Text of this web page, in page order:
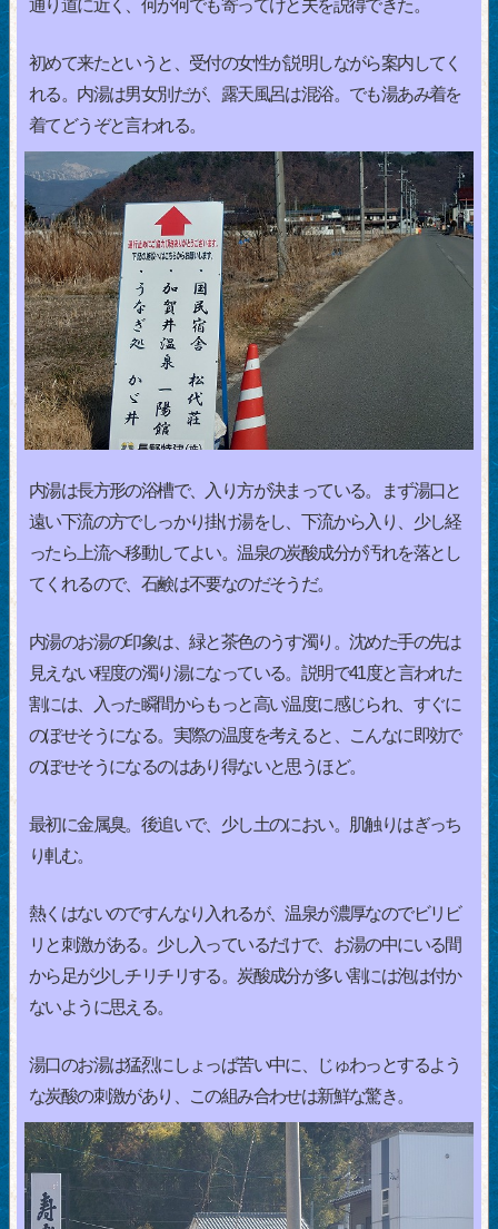
通り道に近く、何が何でも寄ってけと夫を説得できた。
初めて来たというと、受付の女性が説明しながら案内してく
れる。内湯は男女別だが、露天風呂は混浴。でも湯あみ着を
着てどうぞと言われる。
内湯は長方形の浴槽で、入り方が決まっている。まず湯口と
遠い下流の方でしっかり掛け湯をし、下流から入り、少し経
ったら上流へ移動してよい。温泉の炭酸成分が汚れを落とし
てくれるので、石鹸は不要なのだそうだ。
内湯のお湯の印象は、緑と茶色のうす濁り。沈めた手の先は
見えない程度の濁り湯になっている。説明で41度と言われた
割には、入った瞬間からもっと高い温度に感じられ、すぐに
のぼせそうになる。実際の温度を考えると、こんなに即効で
のぼせそうになるのはあり得ないと思うほど。
最初に金属臭。後追いで、少し土のにおい。肌触りはぎっち
り軋む。
熱くはないのですんなり入れるが、温泉が濃厚なのでビリビ
リと刺激がある。少し入っているだけで、お湯の中にいる間
から足が少しチリチリする。炭酸成分が多い割には泡は付か
ないように思える。
湯口のお湯は猛烈にしょっぱ苦い中に、じゅわっとするよう
な炭酸の刺激があり、この組み合わせは新鮮な驚き。